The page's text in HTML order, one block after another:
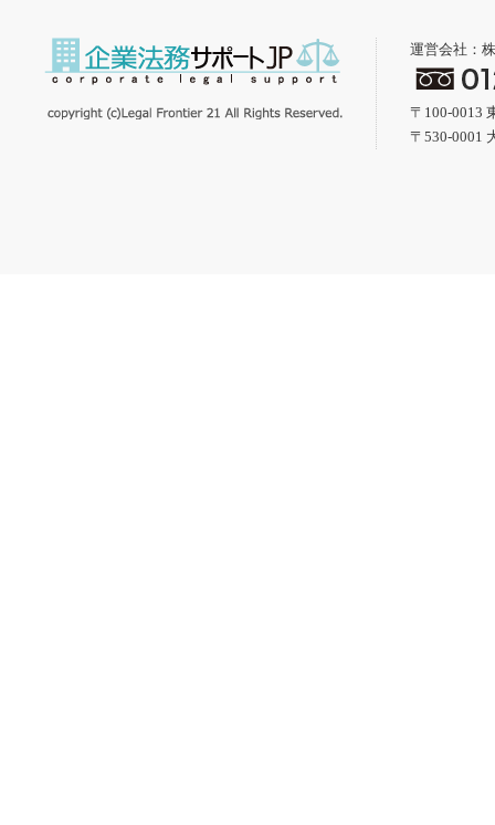
運営会社：
〒100-0013
〒530-0001